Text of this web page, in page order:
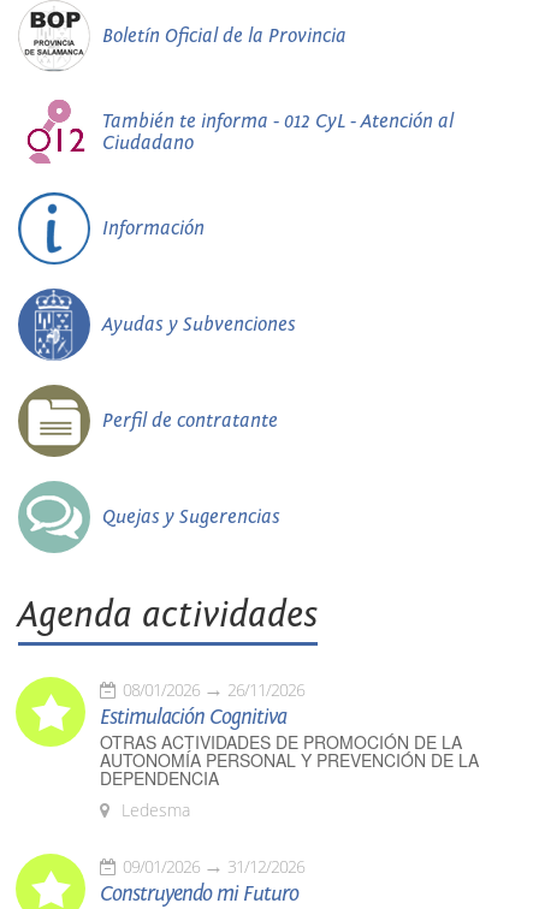
Boletín Oficial de la Provincia
También te informa - 012 CyL - Atención al
Ciudadano
Información
Ayudas y Subvenciones
Perfil de contratante
Quejas y Sugerencias
Agenda actividades
08/01/2026 26/11/2026
Estimulación Cognitiva
OTRAS ACTIVIDADES DE PROMOCIÓN DE LA
AUTONOMÍA PERSONAL Y PREVENCIÓN DE LA
DEPENDENCIA
Ledesma
09/01/2026 31/12/2026
Construyendo mi Futuro